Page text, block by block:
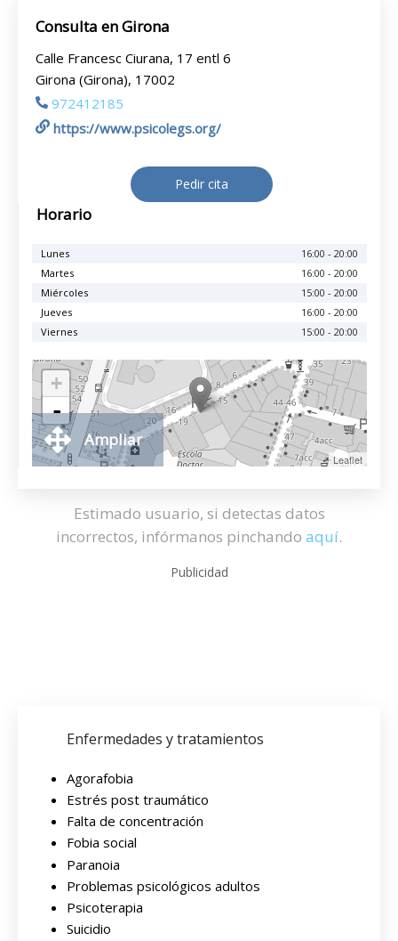
Consulta en Girona
Calle Francesc Ciurana, 17 entl 6
Girona (Girona), 17002
972412185
https://www.psicolegs.org/
Pedir cita
Horario
Lunes
16:00 - 20:00
Martes
16:00 - 20:00
Miércoles
15:00 - 20:00
Jueves
16:00 - 20:00
Viernes
15:00 - 20:00
+
-
Leaflet
Ampliar
Estimado usuario, si detectas datos
incorrectos, infórmanos pinchando aquí.
Publicidad
Enfermedades y tratamientos
Agorafobia
Estrés post traumático
Falta de concentración
Fobia social
Paranoia
Problemas psicológicos adultos
Psicoterapia
Suicidio